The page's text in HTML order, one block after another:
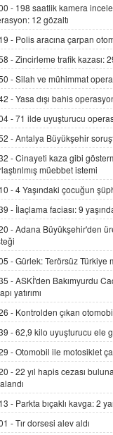
AV. DOĞAN
Kişisel
hukukun
15.09.2025 16:17
SEHER EREK
Kış Ayları
Alınmalı?
9.12.2025 10:11
İNCİ GÜL AKÖL
Trump Keşke
06.07.2026 13:00
Esed
Şamar:
11.12.2024 12:30
DR. EKREM
Gerçek Ne,
Yürüyoruz"
19.07.2025 12:45
Şifacının Yolu
04.11.2025 12:56
- 198 saatlik kamera
12 gözaltı
- Polis aracına çarpan
-Zincirleme trafik kazası:
-Silah ve mühimmat
-Yasa dışı bahis
-71 ilde uyuşturucu
-Antalya Büyükşehir
-Cinayeti kaza gibi
müebbet istemi
-4 Yaşındaki çocuğun
- İlaçlama faciası: 9
-Adana Büyükşehir'den
-Gürlek: Terörsüz Türkiye
-ASKİ'den Bakımyurdu
yatırımı
- Kontrolden çıkan
-62,9 kilo uyuşturucu ele
-Otomobil ile motosiklet
-22 yıl hapis cezası
- Parkta bıçaklı kavga: 2
-Tır dorsesi alev aldı